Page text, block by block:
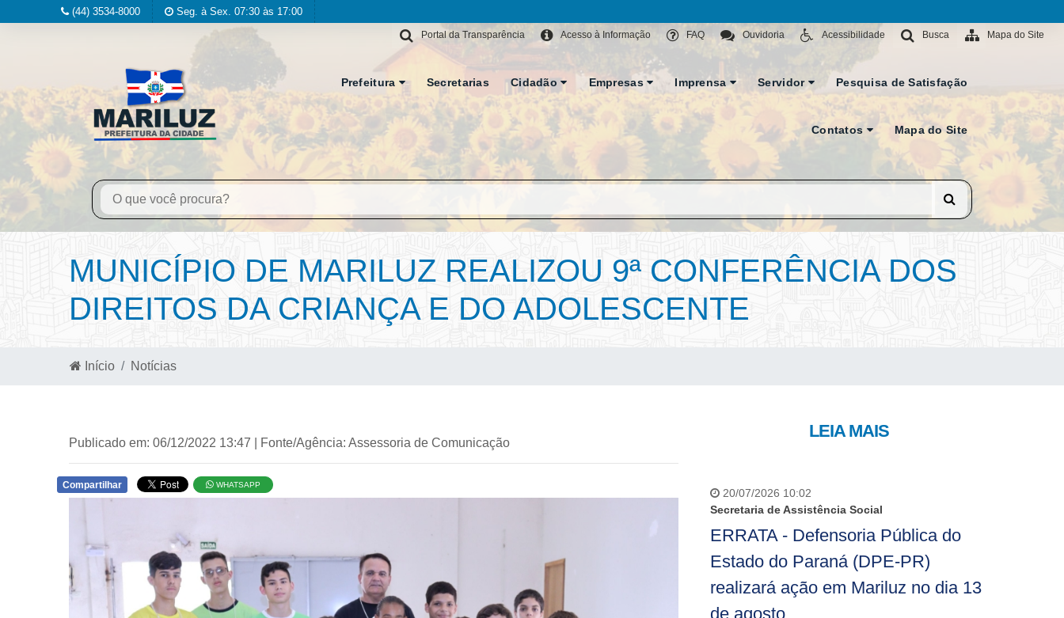
(44) 3534-8000 Seg. à Sex. 07:30 às 17:00
Mapa do Site
Busca
Acessibilidade
Ouvidoria
FAQ
Acesso à Informação
Portal da Transparência
Prefeitura Secretarias Cidadão Empresas Imprensa Servidor Pesquisa de Satisfação
Contatos Mapa do Site
MUNICÍPIO DE MARILUZ REALIZOU 9ª CONFERÊNCIA DOS
DIREITOS DA CRIANÇA E DO ADOLESCENTE
Início Notícias
Publicado em: 06/12/2022 13:47 | Fonte/Agência: Assessoria de Comunicação
Compartilhar WHATSAPP
LEIA MAIS
20/07/2026 10:02
Secretaria de Assistência Social
ERRATA - Defensoria Pública do
Estado do Paraná (DPE-PR)
realizará ação em Mariluz no dia 13
de agosto